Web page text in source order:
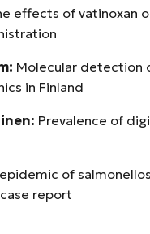
effects of vatinoxan
Molecular detection
in Finland
Prevalence of
of
report